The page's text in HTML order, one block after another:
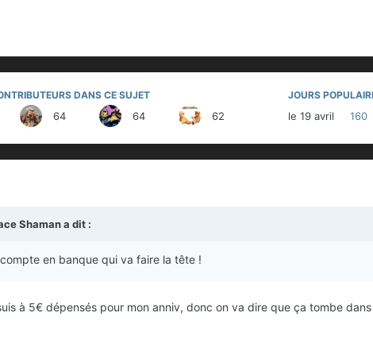
DANS CE SUJET
64 64 62
JOURS
le 19 avril 160
Shamana dit :
en banque qui va faire la tête !
à 5€ dépensés pour mon anniv, donc on va dire que ça tombe